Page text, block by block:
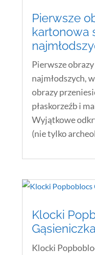
Pierwsze
kartonowa
Pierwsze
najmłodszych,
obrazy
płaskorzeźb i
Wyjątkowe
(nie tylko
Klocki
Gąsieniczka
Klocki